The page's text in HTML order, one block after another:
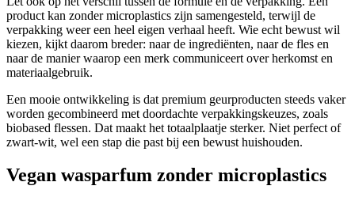
product kan zonder microplastics zijn samengesteld, terwijl de
verpakking weer een heel eigen verhaal heeft. Wie echt bewust wil
kiezen, kijkt daarom breder: naar de ingrediënten, naar de fles en
naar de manier waarop een merk communiceert over herkomst en
materiaalgebruik.
Een mooie ontwikkeling is dat premium geurproducten steeds vaker
worden gecombineerd met doordachte verpakkingskeuzes, zoals
biobased flessen. Dat maakt het totaalplaatje sterker. Niet perfect of
zwart-wit, wel een stap die past bij een bewust huishouden.
Vegan wasparfum zonder microplastics